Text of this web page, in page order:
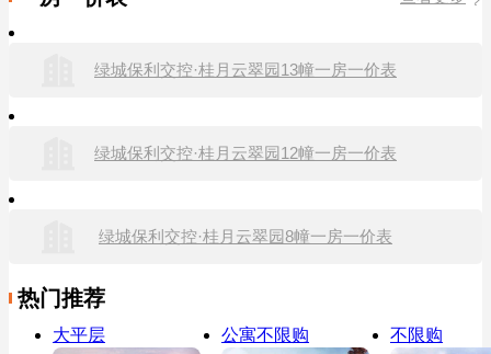
绿城保利交控·桂月云翠园13幢一房一价表
绿城保利交控·桂月云翠园12幢一房一价表
绿城保利交控·桂月云翠园8幢一房一价表
热门推荐
大平层 公寓不限购 不限购